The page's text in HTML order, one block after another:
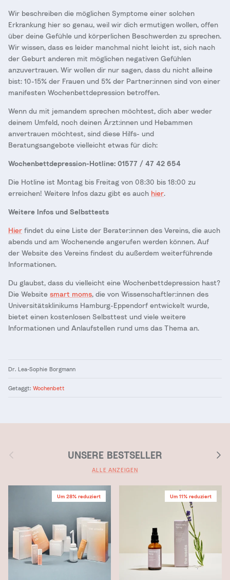
Wir beschreiben die möglichen Symptome einer solchen
Erkrankung hier so genau, weil wir dich ermutigen wollen, offen
über deine Gefühle und körperlichen Beschwerden zu sprechen.
Wir wissen, dass es leider manchmal nicht leicht ist, sich nach
der Geburt anderen mit möglichen negativen Gefühlen
anzuvertrauen. Wir wollen dir nur sagen, dass du nicht alleine
bist: 10-15% der Frauen und 5% der Partner:innen sind von einer
manifesten Wochenbettdepression betroffen.
Wenn du mit jemandem sprechen möchtest, dich aber weder
deinem Umfeld, noch deinen Ärzt:innen und Hebammen
anvertrauen möchtest, sind diese Hilfs- und
Beratungsangebote vielleicht etwas für dich:
Wochenbettdepression-Hotline: 01577 / 47 42 654
Die Hotline ist Montag bis Freitag von 08:30 bis 18:00 zu
erreichen! Weitere Infos dazu gibt es auch hier.
Weitere Infos und Selbsttests
Hier findet du eine Liste der Berater:innen des Vereins, die auch
abends und am Wochenende angerufen werden können. Auf
der Website des Vereins findest du außerdem weiterführende
Informationen.
Du glaubst, dass du vielleicht eine Wochenbettdepression hast?
Die Website smart moms, die von Wissenschaftler:innen des
Universitätsklinikums Hamburg-Eppendorf entwickelt wurde,
bietet einen kostenlosen Selbsttest und viele weitere
Informationen und Anlaufstellen rund ums das Thema an.
Dr. Lea-Sophie Borgmann
Getaggt: Wochenbett
Vorherige UNSERE BESTSELLER
ALLE ANZEIGEN
Um 28% reduziert Um 11% reduziert